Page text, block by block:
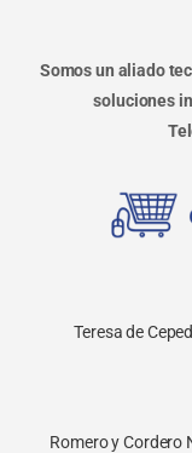
Somos un aliado
soluciones
Teresa de
Romero y Cordero